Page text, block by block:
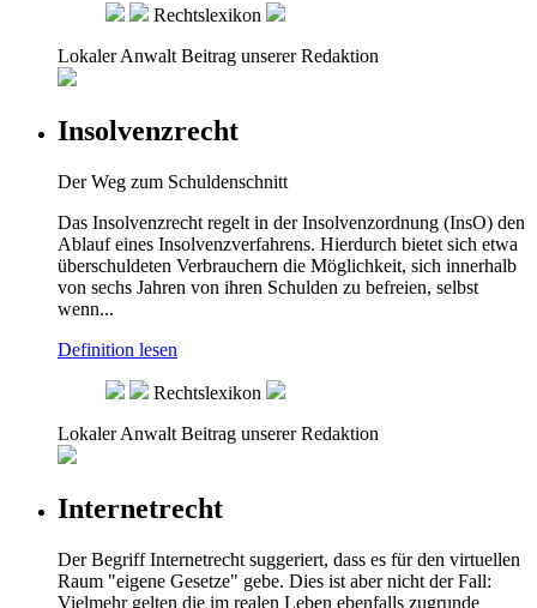
Rechtslexikon
Lokaler Anwalt Beitrag unserer Redaktion
Insolvenzrecht
Der Weg zum Schuldenschnitt
Das Insolvenzrecht regelt in der Insolvenzordnung (InsO) den
Ablauf eines Insolvenzverfahrens. Hierdurch bietet sich etwa
überschuldeten Verbrauchern die Möglichkeit, sich innerhalb
von sechs Jahren von ihren Schulden zu befreien, selbst
wenn...
Definition lesen
Rechtslexikon
Lokaler Anwalt Beitrag unserer Redaktion
Internetrecht
Der Begriff Internetrecht suggeriert, dass es für den virtuellen
Raum "eigene Gesetze" gebe. Dies ist aber nicht der Fall:
Vielmehr gelten die im realen Leben ebenfalls zugrunde